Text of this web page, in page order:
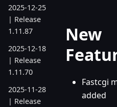
2025-12-25
| Release
1.11.87
2025-12-18
| Release
1.11.70
2025-11-28
| Release
New
Fastcgi
added